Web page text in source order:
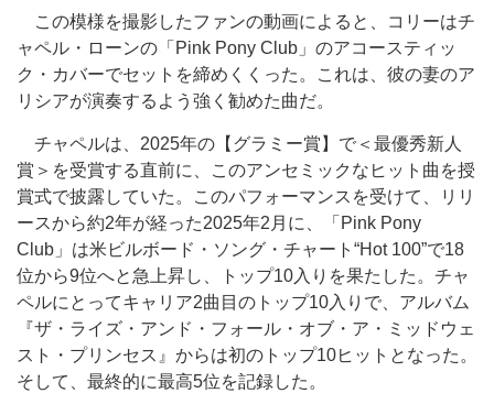
この模様を撮影したファンの動画によると、コリーはチ
ャペル・ローンの「Pink Pony Club」のアコースティッ
ク・カバーでセットを締めくくった。これは、彼の妻のア
リシアが演奏するよう強く勧めた曲だ。
チャペルは、2025年の【グラミー賞】で＜最優秀新人
賞＞を受賞する直前に、このアンセミックなヒット曲を授
賞式で披露していた。このパフォーマンスを受けて、リリ
ースから約2年が経った2025年2月に、「Pink Pony
Club」は米ビルボード・ソング・チャート“Hot 100”で18
位から9位へと急上昇し、トップ10入りを果たした。チャ
ペルにとってキャリア2曲目のトップ10入りで、アルバム
『ザ・ライズ・アンド・フォール・オブ・ア・ミッドウェ
スト・プリンセス』からは初のトップ10ヒットとなった。
そして、最終的に最高5位を記録した。